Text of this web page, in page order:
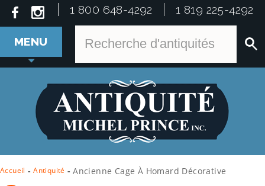
1 800 648-4292 1 819 225-4292
MENU
Accueil - Antiquité - Ancienne Cage À Homard Décorative